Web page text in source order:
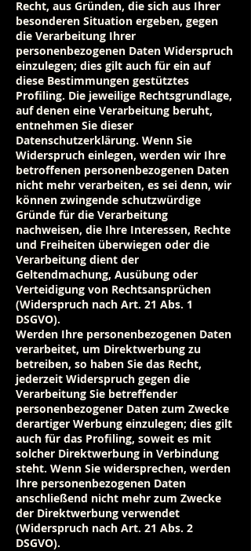
Recht, aus Gründen, die sich aus Ihrer
besonderen Situation ergeben, gegen
die Verarbeitung Ihrer
personenbezogenen Daten Widerspruch
einzulegen; dies gilt auch für ein auf
diese Bestimmungen gestütztes
Profiling. Die jeweilige Rechtsgrundlage,
auf denen eine Verarbeitung beruht,
entnehmen Sie dieser
Datenschutzerklärung. Wenn Sie
Widerspruch einlegen, werden wir Ihre
betroffenen personenbezogenen Daten
nicht mehr verarbeiten, es sei denn, wir
können zwingende schutzwürdige
Gründe für die Verarbeitung
nachweisen, die Ihre Interessen, Rechte
und Freiheiten überwiegen oder die
Verarbeitung dient der
Geltendmachung, Ausübung oder
Verteidigung von Rechtsansprüchen
(Widerspruch nach Art. 21 Abs. 1
DSGVO).
Werden Ihre personenbezogenen Daten
verarbeitet, um Direktwerbung zu
betreiben, so haben Sie das Recht,
jederzeit Widerspruch gegen die
Verarbeitung Sie betreffender
personenbezogener Daten zum Zwecke
derartiger Werbung einzulegen; dies gilt
auch für das Profiling, soweit es mit
solcher Direktwerbung in Verbindung
steht. Wenn Sie widersprechen, werden
Ihre personenbezogenen Daten
anschließend nicht mehr zum Zwecke
der Direktwerbung verwendet
(Widerspruch nach Art. 21 Abs. 2
DSGVO).